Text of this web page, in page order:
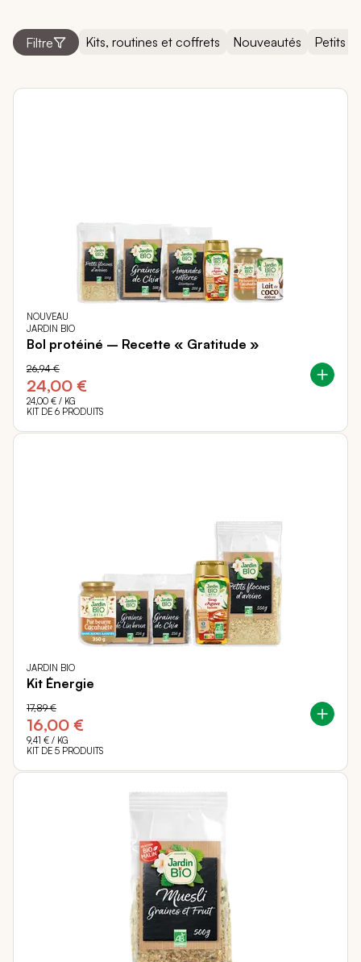
Filtre Kits, routines et coffrets Nouveautés Petits
NOUVEAU
JARDIN BIO
Bol protéiné – Recette « Gratitude »
24,00 €
26,94 €
24,00 € / KG
KIT DE 6 PRODUITS
JARDIN BIO
Kit Énergie
16,00 €
17,89 €
9,41 € / KG
KIT DE 5 PRODUITS